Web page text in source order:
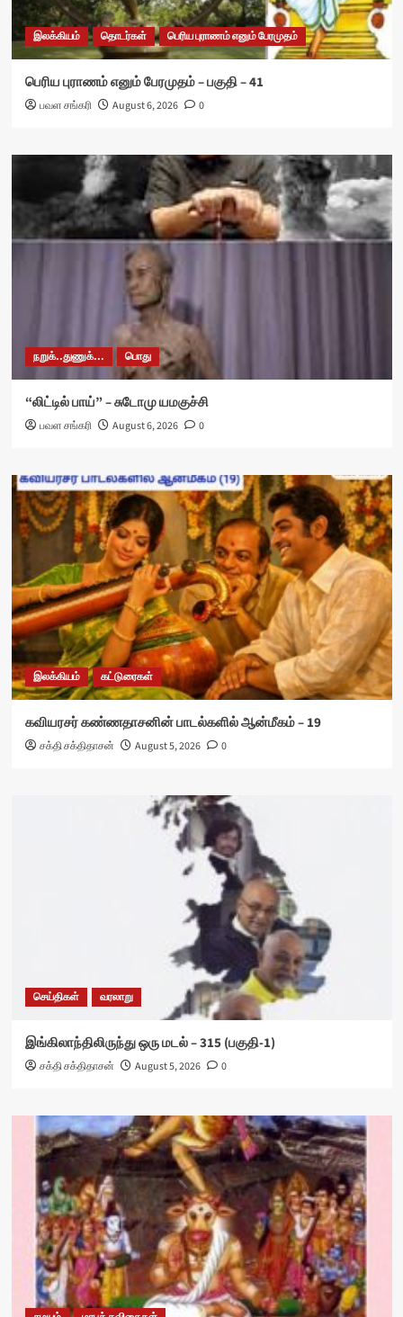
இலக்கியம் தொடர்கள் பெரிய புராணம் எனும் பேரமுதம்
பெரிய புராணம் எனும் பேரமுதம் – பகுதி – 41
பவள சங்கரி August 6, 2026 0
நறுக்..துணுக்... பொது
“லிட்டில் பாய்” – சுடோமு யமகுச்சி
பவள சங்கரி August 6, 2026 0
இலக்கியம் கட்டுரைகள்
கவியரசர் கண்ணதாசனின் பாடல்களில் ஆன்மீகம் – 19
சக்தி சக்திதாசன் August 5, 2026 0
செய்திகள் வரலாறு
இங்கிலாந்திலிருந்து ஒரு மடல் – 315 (பகுதி-1)
சக்தி சக்திதாசன் August 5, 2026 0